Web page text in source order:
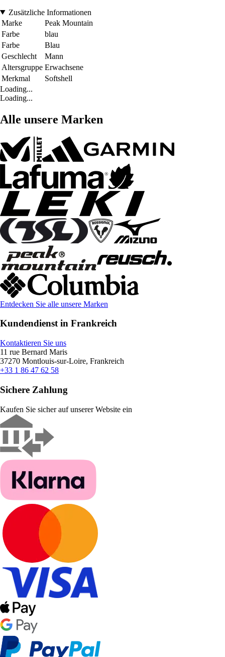
Zusätzliche Informationen
Marke
Peak Mountain
Farbe
blau
Farbe
Blau
Geschlecht
Mann
Altersgruppe Erwachsene
Merkmal
Softshell
Loading...
Loading...
Alle unsere Marken
Entdecken Sie alle unsere Marken
Kundendienst in Frankreich
Kontaktieren Sie uns
11 rue Bernard Maris
37270 Montlouis-sur-Loire, Frankreich
+33 1 86 47 62 58
Sichere Zahlung
Kaufen Sie sicher auf unserer Website ein